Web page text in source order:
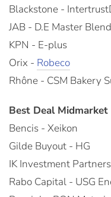
Blackstone -
JAB - D.E Master
KPN - E-plus
Orix - Robeco
Rhône - CSM Bakery
Best Deal Midmarket
Bencis - Xeikon
Gilde Buyout - HG
IK Investment
Rabo Capital - USG